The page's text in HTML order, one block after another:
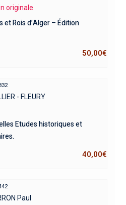
originale
et Rois d’Alger – Édition
50,00€
- FLEURY
Etudes historiques et
40,00€
Paul